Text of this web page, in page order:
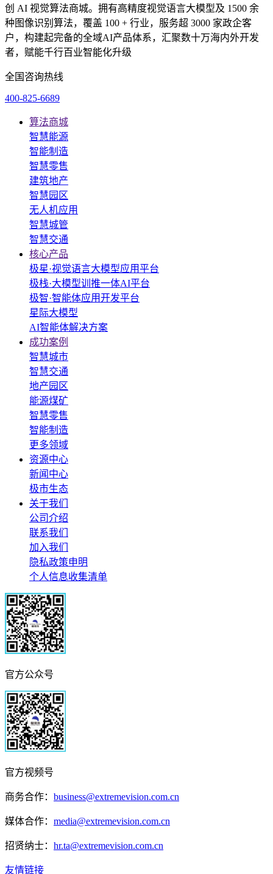
创 AI 视觉算法商城。拥有高精度视觉语言大模型及 1500 余
种图像识别算法，覆盖 100 + 行业，服务超 3000 家政企客
户，构建起完备的全域AI产品体系，汇聚数十万海内外开发
者，赋能千行百业智能化升级
全国咨询热线
400-825-6689
算法商城
智慧能源
智能制造
智慧零售
建筑地产
智慧园区
无人机应用
智慧城管
智慧交通
核心产品
极星·视觉语言大模型应用平台
极栈·大模型训推一体AI平台
极智·智能体应用开发平台
星际大模型
AI智能体解决方案
成功案例
智慧城市
智慧交通
地产园区
能源煤矿
智慧零售
智能制造
更多领域
资源中心
新闻中心
极市生态
关于我们
公司介绍
联系我们
加入我们
隐私政策申明
个人信息收集清单
官方公众号
官方视频号
商务合作： business@extremevision.com.cn
媒体合作： media@extremevision.com.cn
招贤纳士： hr.ta@extremevision.com.cn
友情链接